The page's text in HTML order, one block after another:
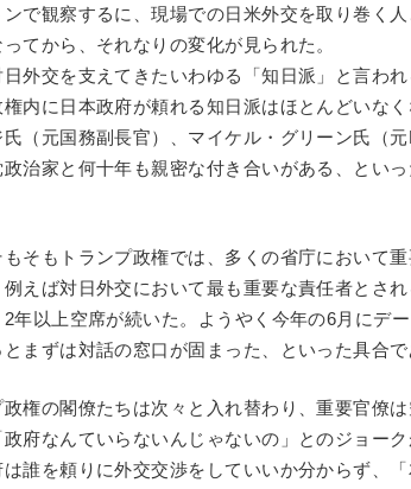
ンで観察するに、現場での日米外交を取り巻く
てから、それなりの変化が見られた。
外交を支えてきたいわゆる「知日派」と言わ
権内に日本政府が頼れる知日派はほとんどいな
氏（元国務副長官）、マイケル・グリーン氏（
治家と何十年も親密な付き合いがある、とい
もそもトランプ政権では、多くの省庁において
例えば対日外交において最も重要な責任者とさ
2年以上空席が続いた。ようやく今年の6月にデ
とまずは対話の窓口が固まった、といった具合で
政権の閣僚たちは次々と入れ替わり、重要官僚
府なんていらないんじゃないの」とのジョーク
は誰を頼りに外交交渉をしていいか分からず、